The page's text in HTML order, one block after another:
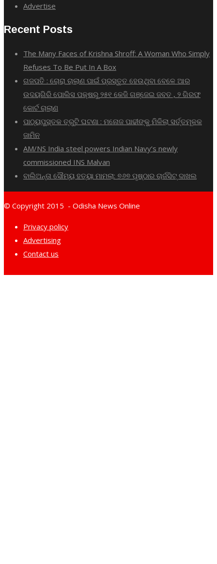
Advertise
Recent Posts
The Many Faces of Krishna Shroff: A Woman Who Simply
Refuses To Be Put In A Box
ଗଜପତି : ଚୋରା ଚାଲାଣ ପାଇଁ ପ୍ରସ୍ତୁତ ହେଉଥିବା ବେଳେ ଆର
ଉଦୟଗିରି ପୋଲିସ ପକ୍ଷରୁ ୨୫୧ କେଜି ଗଞ୍ଜେଇ ଜବତ , ୨ ଗିରଫ
କୋର୍ଟ ଚାଲାଣ
ପାଠ୍ୟପୁସ୍ତକ ତ୍ରୁଟି ଘଟଣା : ମନୋଜ ପାଢୀଙ୍କୁ ମିଳିଲା ସର୍ତ୍ତମୂଳକ
ଜାମିନ
AM/NS India steel powers Indian Navy’s newly
commissioned INS Malvan
ବାଲିଅନ୍ତା ସୌମ୍ୟ ହତ୍ୟା ମାମଲା: ୭୬୭ ପୃଷ୍ଠାର ଚାର୍ଜସିଟ୍ ଦାଖଲ
© Copyright 2015 - Odisha News Online
Privacy policy
Advertising
Contact us